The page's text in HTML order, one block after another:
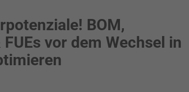
BOM,
vor dem Wechsel in